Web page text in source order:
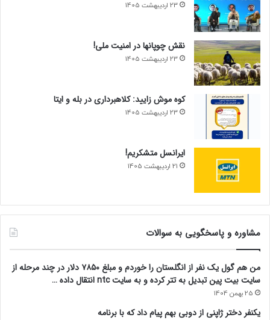
23 اردیبهشت 1405
نقش چوپانها در امنیت ملی!
23 اردیبهشت 1405
کوه موش زایید: کلاهبرداری در بله و ایتا
23 اردیبهشت 1405
ایرانسل متشکریم!
21 اردیبهشت 1405
مشاوره و پاسخگویی به سوالات
من هم گول یک نفر از انگلستان را خوردم و مبلغ ۷۸۵۰ دلار در چند مرحله از
سایت بیت پین تبدیل به تتر کرده و به سایت ntc انتقال داده …
25 بهمن 1404
یکنفر دختر ژاپنی از دوبی بهم پیام داد که با برنامه